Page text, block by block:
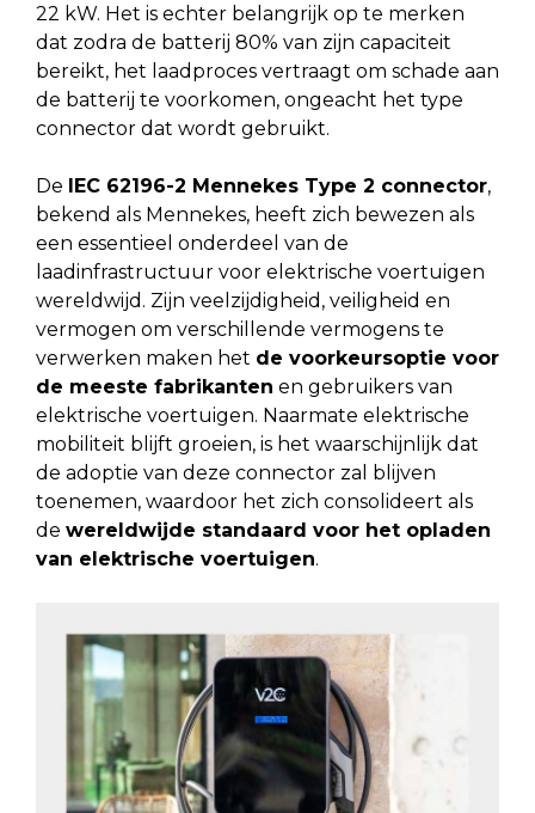
22 kW. Het is echter belangrijk op te merken
dat zodra de batterij 80% van zijn capaciteit
bereikt, het laadproces vertraagt om schade aan
de batterij te voorkomen, ongeacht het type
connector dat wordt gebruikt.
De IEC 62196-2 Mennekes Type 2 connector,
bekend als Mennekes, heeft zich bewezen als
een essentieel onderdeel van de
laadinfrastructuur voor elektrische voertuigen
wereldwijd. Zijn veelzijdigheid, veiligheid en
vermogen om verschillende vermogens te
verwerken maken het de voorkeursoptie voor
de meeste fabrikanten en gebruikers van
elektrische voertuigen. Naarmate elektrische
mobiliteit blijft groeien, is het waarschijnlijk dat
de adoptie van deze connector zal blijven
toenemen, waardoor het zich consolideert als
de wereldwijde standaard voor het opladen
van elektrische voertuigen.